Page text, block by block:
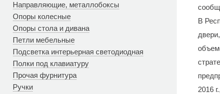
Направляющие, металлобоксы
Опоры колесные
Опоры стола и дивана
Петли мебельные
Подсветка интерьерная светодиодная
Полки под клавиатуру
Прочая фурнитура
Ручки
В
2016